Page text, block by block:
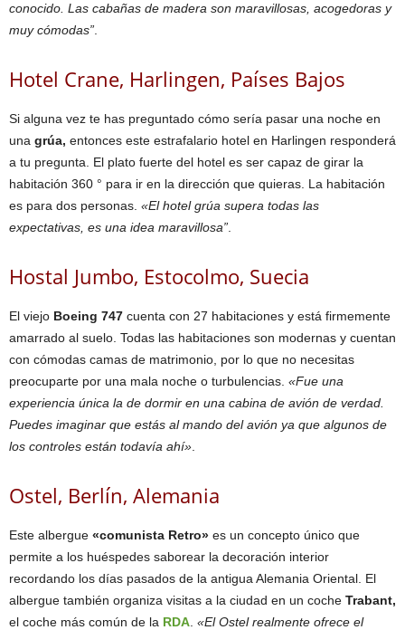
conocido. Las cabañas de madera son maravillosas, acogedoras y
muy cómodas”
Hotel Crane, Harlingen, Países Bajos
Si alguna vez te has preguntado cómo sería pasar una noche en
una grúa, entonces este estrafalario hotel en Harlingen responderá
a tu pregunta. El plato fuerte del hotel es ser capaz de girar la
habitación 360 ° para ir en la dirección que quieras. La habitación
es para dos personas. «El hotel grúa supera todas las
expectativas, es una idea maravillosa”
Hostal Jumbo, Estocolmo, Suecia
El viejo Boeing 747 cuenta con 27 habitaciones y está firmemente
amarrado al suelo. Todas las habitaciones son modernas y cuentan
con cómodas camas de matrimonio, por lo que no necesitas
preocuparte por una mala noche o turbulencias. «Fue una
experiencia única la de dormir en una cabina de avión de verdad.
Puedes imaginar que estás al mando del avión ya que algunos de
los controles están todavía ahí»
Ostel, Berlín, Alemania
Este albergue «comunista Retro» es un concepto único que
permite a los huéspedes saborear la decoración interior
recordando los días pasados de la antigua Alemania Oriental. El
albergue también organiza visitas a la ciudad en un coche Trabant,
el coche más común de la RDA «El Ostel realmente ofrece el